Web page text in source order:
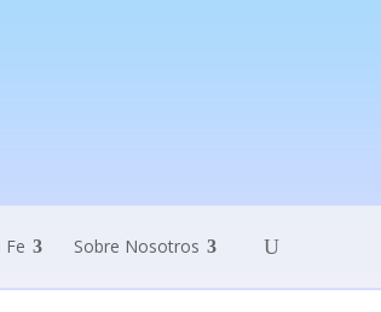
Sobre Nosotros